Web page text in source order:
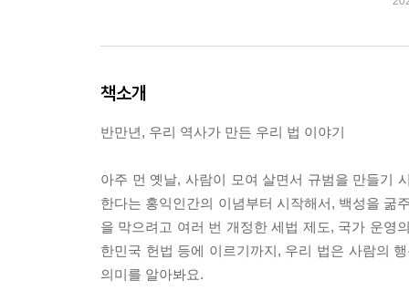
책소개
반만년, 우리 역사가 만든 우리 법 이야기
아주 먼 옛날, 사람이 모여 살면서 규범을 만들기
한다는 홍익인간의 이념부터 시작해서, 백성을 굶
을 막으려고 여러 번 개정한 세법 제도, 국가 운영
한민국 헌법 등에 이르기까지, 우리 법은 사람의
의미를 알아봐요.